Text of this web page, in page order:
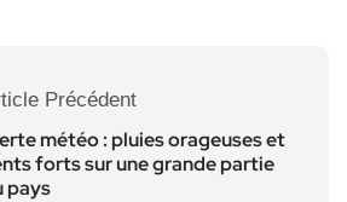
Précédent
météo : pluies orageuses et
forts sur une grande partie
pays